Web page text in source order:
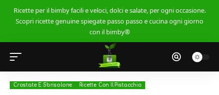
Ricette per il bimby facili e veloci, dolci e salate, per ogni occasione.
Scopri ricette genuine spiegate passo passo e cucina ogni giorno
con il bimby®
Crostate E Sbrisolone Ricette Con Il Pistacchio